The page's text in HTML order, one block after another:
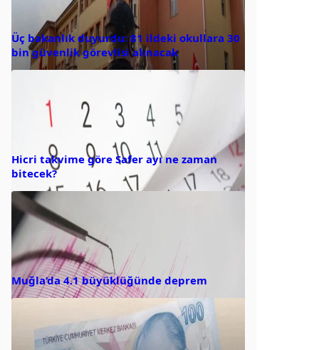
Üç bakanlık duyurdu: 81 ildeki okullara 30
bin güvenlik görevlisi alınacak
Hicri takvime göre Safer ayı ne zaman
bitecek?
Muğla’da 4.1 büyüklüğünde deprem